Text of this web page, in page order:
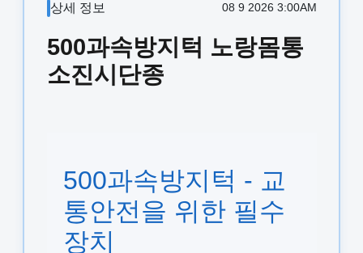
상세 정보 08 9 2026 3:00AM
500과속방지턱 노랑몸통
소진시단종
500과속방지턱 - 교
통안전을 위한 필수
장치